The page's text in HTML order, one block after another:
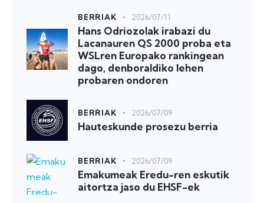
BERRIAK 2026/07/11
Hans Odriozolak irabazi du
Lacanauren QS 2000 proba eta
WSLren Europako rankingean
dago, denboraldiko lehen
probaren ondoren
BERRIAK 2026/07/09
Hauteskunde prosezu berria
BERRIAK 2026/07/09
Emakumeak Eredu-ren eskutik
aitortza jaso du EHSF-ek